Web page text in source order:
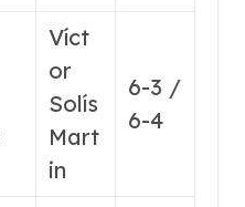
Víct
or
Solís
Mart
in
6-3 /
6-4